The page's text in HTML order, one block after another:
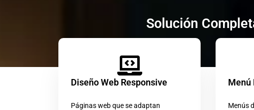
Solución
Diseño Web Responsive
Páginas web que se adaptan
Menú
Menús